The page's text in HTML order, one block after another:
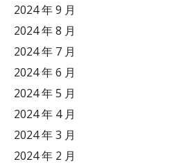
2024 年 9 月
2024 年 8 月
2024 年 7 月
2024 年 6 月
2024 年 5 月
2024 年 4 月
2024 年 3 月
2024 年 2 月